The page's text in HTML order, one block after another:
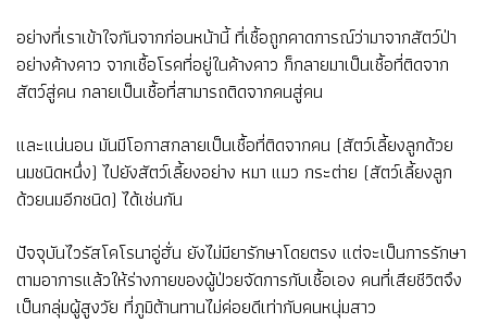
อย่างที่เราเข้าใจกันจากก่อนหน้านี้ ที่เชื้อถูกคาดการณ์ว่ามาจากสัตว์ป่า
อย่างค้างคาว จากเชื้อโรคที่อยู่ในค้างคาว ก็กลายมาเป็นเชื้อที่ติดจาก
สัตว์สู่คน กลายเป็นเชื้อที่สามารถติดจากคนสู่คน
และแน่นอน มันมีโอกาสกลายเป็นเชื้อที่ติดจากคน (สัตว์เลี้ยงลูกด้วย
นมชนิดหนึ่ง) ไปยังสัตว์เลี้ยงอย่าง หมา แมว กระต่าย (สัตว์เลี้ยงลูก
ด้วยนมอีกชนิด) ได้เช่นกัน
ปัจจุบันไวรัสโคโรนาอู่ฮั่น ยังไม่มียารักษาโดยตรง แต่จะเป็นการรักษา
ตามอาการแล้วให้ร่างกายของผู้ป่วยจัดการกับเชื้อเอง คนที่เสียชีวิตจึง
เป็นกลุ่มผู้สูงวัย ที่ภูมิต้านทานไม่ค่อยดีเท่ากับคนหนุ่มสาว